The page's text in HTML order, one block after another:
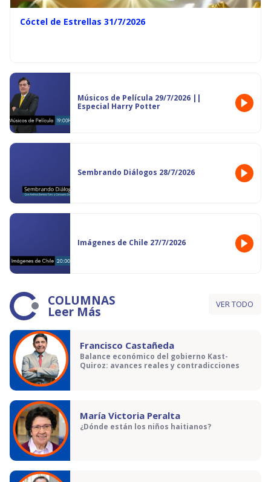
Cóctel de Estrellas 31/7/2026
Músicos de Película 29/7/2026 ||
Especial Harry Potter
Sembrando Diálogos 28/7/2026
Imágenes de Chile 27/7/2026
COLUMNAS
Leer Más VER TODO
Francisco Castañeda
Balance económico del gobierno Kast-
Quiroz: avances reales y contradicciones
María Victoria Peralta
¿Dónde están los niños haitianos?